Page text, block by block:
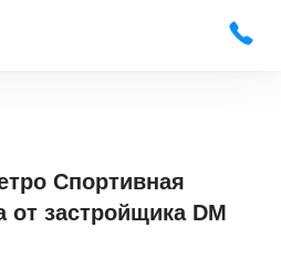
Спортивная
от застройщика DM